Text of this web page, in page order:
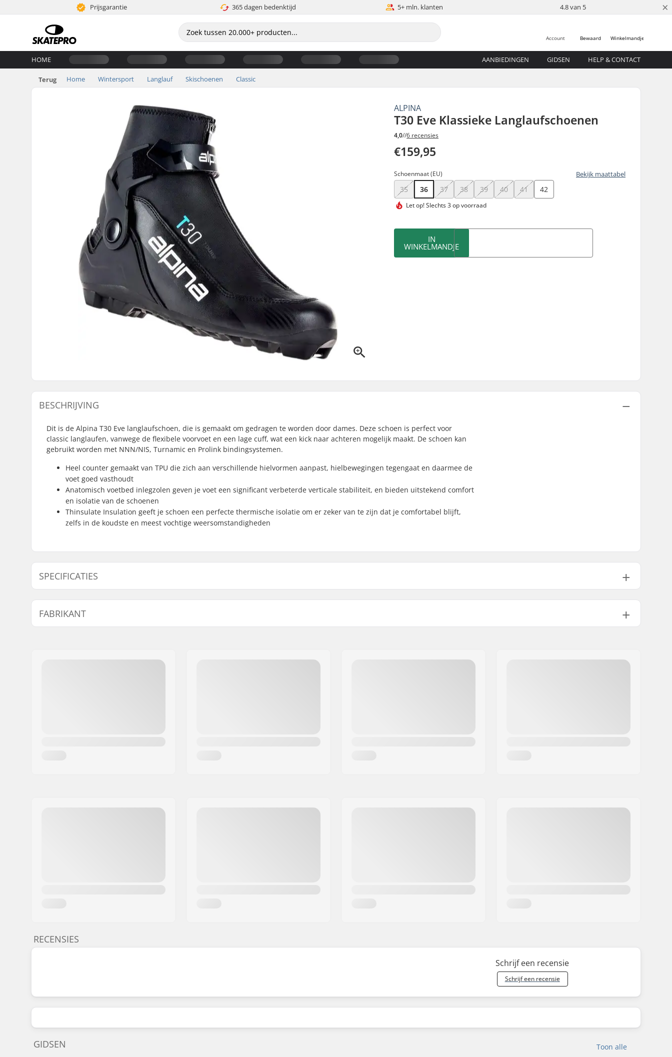
Prijsgarantie 365 dagen bedenktijd 5+ mln. klanten 4.8 van 5 ×
Winkelmandje
Bewaard
Account
HOME AANBIEDINGEN GIDSEN HELP & CONTACT
Terug Home Wintersport Langlauf Skischoenen Classic
ALPINA
T30 Eve Klassieke Langlaufschoenen
4,0//6 recensies
€159,95
Schoenmaat (EU) Bekijk maattabel
35 36 37 38 39 40 41 42
Let op!Slechts 3 op voorraad
IN
WINKELMANDJE
BESCHRIJVING
Dit is de Alpina T30 Eve langlaufschoen, die is gemaakt om gedragen te worden door dames. Deze schoen is perfect voor
classic langlaufen, vanwege de flexibele voorvoet en een lage cuff, wat een kick naar achteren mogelijk maakt. De schoen kan
gebruikt worden met NNN/NIS, Turnamic en Prolink bindingsystemen.
Heel counter gemaakt van TPU die zich aan verschillende hielvormen aanpast, hielbewegingen tegengaat en daarmee de
voet goed vasthoudt
Anatomisch voetbed inlegzolen geven je voet een significant verbeterde verticale stabiliteit, en bieden uitstekend comfort
en isolatie van de schoenen
Thinsulate Insulation geeft je schoen een perfecte thermische isolatie om er zeker van te zijn dat je comfortabel blijft,
zelfs in de koudste en meest vochtige weersomstandigheden
SPECIFICATIES
Extra Kenmerken: TPU,Anatomic footbed, Thinsulate
Compatibel Binding Systeem:
Ski Type:
Classic
FABRIKANT
RECENSIES
Schrijf een recensie
Schrijf een recensie
Toon alle
GIDSEN